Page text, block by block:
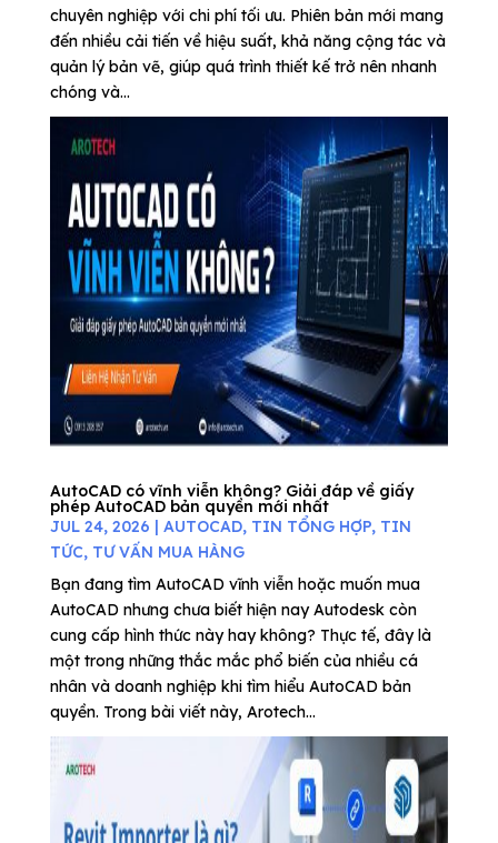
chuyên nghiệp với chi phí tối ưu. Phiên bản mới mang
đến nhiều cải tiến về hiệu suất, khả năng cộng tác và
quản lý bản vẽ, giúp quá trình thiết kế trở nên nhanh
chóng và...
AutoCAD có vĩnh viễn không? Giải đáp về giấy
phép AutoCAD bản quyền mới nhất
JUL 24, 2026 | AUTOCAD, TIN TỔNG HỢP, TIN
TỨC, TƯ VẤN MUA HÀNG
Bạn đang tìm AutoCAD vĩnh viễn hoặc muốn mua
AutoCAD nhưng chưa biết hiện nay Autodesk còn
cung cấp hình thức này hay không? Thực tế, đây là
một trong những thắc mắc phổ biến của nhiều cá
nhân và doanh nghiệp khi tìm hiểu AutoCAD bản
quyền. Trong bài viết này, Arotech...